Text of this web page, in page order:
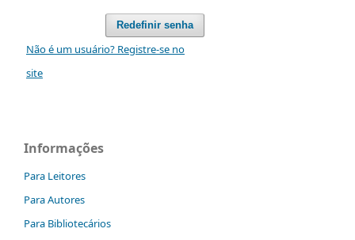
Redefinir senha
Não é um usuário? Registre-se no
site
Informações
Para Leitores
Para Autores
Para Bibliotecários